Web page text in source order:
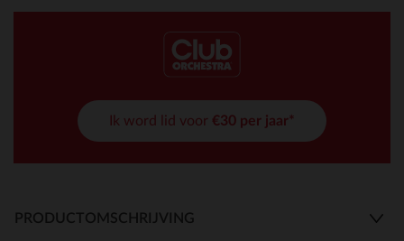
Ik word lid voor €30 per jaar*
PRODUCTOMSCHRIJVING